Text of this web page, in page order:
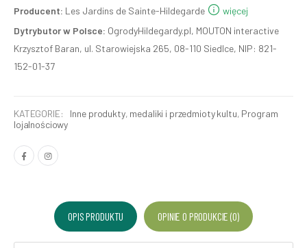
Producent: Les Jardins de Sainte-Hildegarde
więcej
Dytrybutor w Polsce: OgrodyHildegardy.pl, MOUTON interactive
Krzysztof Baran, ul. Starowiejska 265, 08-110 Siedlce, NIP: 821-
152-01-37
KATEGORIE: Inne produkty, medaliki i przedmioty kultu, Program
lojalnościowy
OPIS PRODUKTU OPINIE O PRODUKCIE (0)